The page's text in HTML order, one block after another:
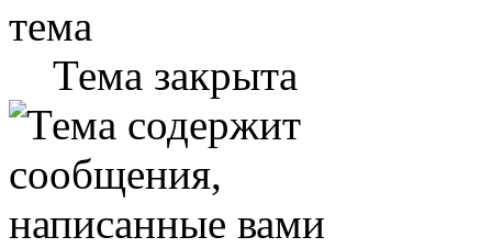
Тема закрыта